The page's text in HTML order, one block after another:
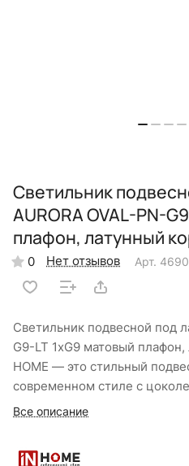
Светильник
AURORA OVAL-PN-
плафон, латунный
0 Нет отзывов Арт.
Светильник подвесной под
G9-LT 1хG9 матовый
HOME — это стильный
современном стиле с
подвесом длиной до 1200
Все описание